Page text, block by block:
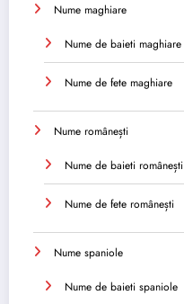
Nume maghiare
Nume de baieti maghiare
Nume de fete maghiare
Nume românești
Nume de baieti românești
Nume de fete românești
Nume spaniole
Nume de baieti spaniole